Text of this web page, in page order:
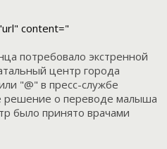
content="
потребовало экстренной
центр города
"@" в пресс-службе
решение о переводе малыша
было принято врачами